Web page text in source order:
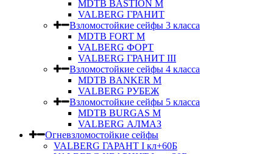
MDTB BASTION M
VALBERG ГРАНИТ
Взломостойкие сейфы 3 класса
MDTB FORT M
VALBERG ФОРТ
VALBERG ГРАНИТ III
Взломостойкие сейфы 4 класса
MDTB BANKER M
VALBERG РУБЕЖ
Взломостойкие сейфы 5 класса
MDTB BURGAS M
VALBERG АЛМАЗ
Огневзломостойкие сейфы
VALBERG ГАРАНТ I кл+60Б